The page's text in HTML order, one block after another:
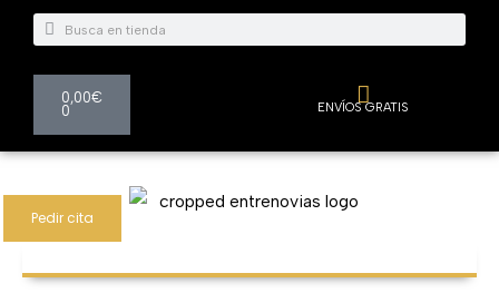
contenido
Buscar
Buscar
0,00€
0
Carrito
ENVÍOS GRATIS
Pedir cita